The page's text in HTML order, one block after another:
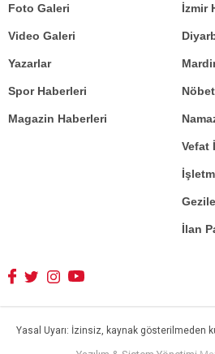
Foto Galeri
Video Galeri
Yazarlar
İzmir
Spor Haberleri
Magazin Haberleri
Vefat
İlan
Yasal Uyarı: İzinsiz, kaynak gösterilmeden